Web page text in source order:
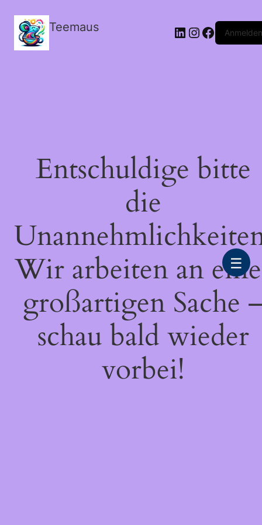
Teemaus LinkedIn
Instagram
FacebookAnmelden
Entschuldige bitte
die
Wir arbeiten an
großartigen Sache
schau bald wieder
vorbei!
☰